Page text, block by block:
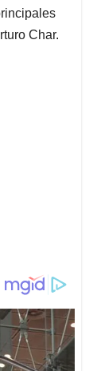
Char.